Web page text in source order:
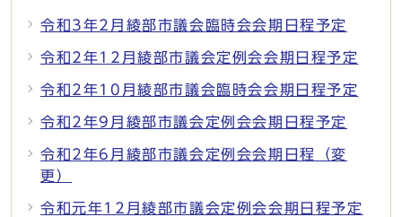
令和3年2月綾部市議会臨時会会期日程予定
令和2年12月綾部市議会定例会会期日程予定
令和2年10月綾部市議会臨時会会期日程予定
令和2年9月綾部市議会定例会会期日程予定
令和2年6月綾部市議会定例会会期日程（変
更）
令和元年12月綾部市議会定例会会期日程予定